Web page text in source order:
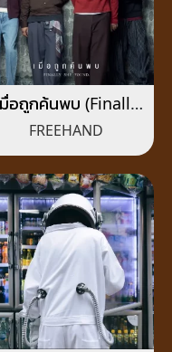
มื่อถูกค้นพบ (Finally
She Found.)
FREEHAND